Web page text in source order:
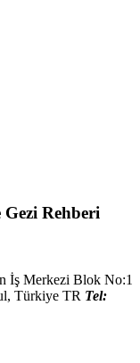
Rehberi
İş Merkezi Blok No:1
, Türkiye TR Tel: